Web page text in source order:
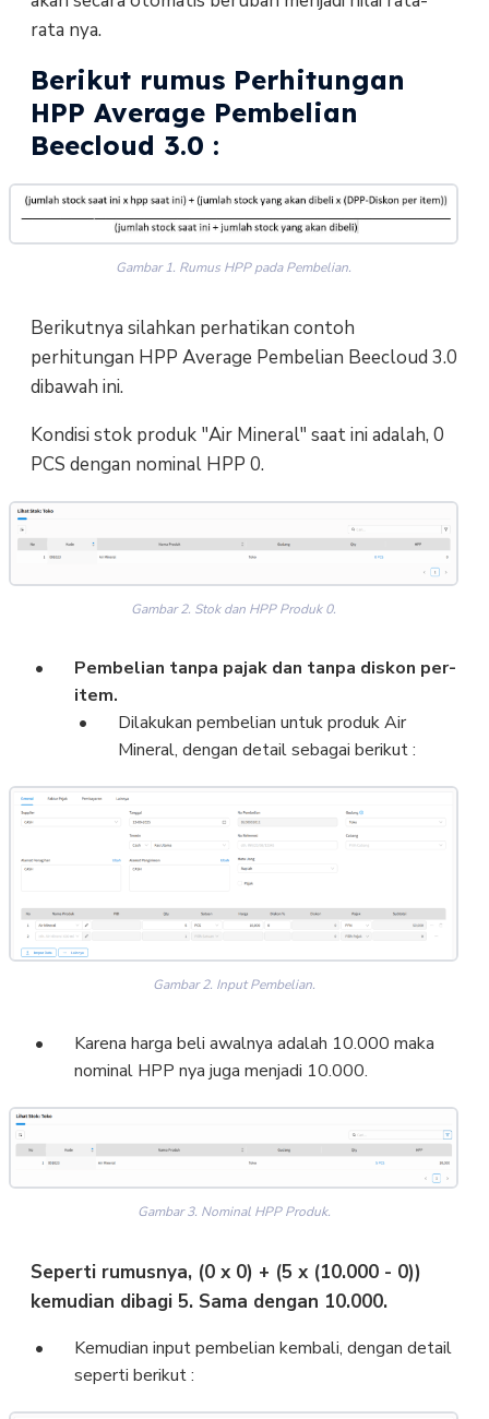
rata nya.
Berikut rumus Perhitungan
HPP Average Pembelian
Beecloud 3.0 :
Gambar 1. Rumus HPP pada Pembelian.
Berikutnya silahkan perhatikan contoh
perhitungan HPP Average Pembelian Beecloud 3.0
dibawah ini.
Kondisi stok produk "Air Mineral" saat ini adalah, 0
PCS dengan nominal HPP 0.
Gambar 2. Stok dan HPP Produk 0.
Pembelian tanpa pajak dan tanpa diskon per-
item.
Dilakukan pembelian untuk produk Air
Mineral, dengan detail sebagai berikut :
Gambar 2. Input Pembelian.
Karena harga beli awalnya adalah 10.000 maka
nominal HPP nya juga menjadi 10.000.
Gambar 3. Nominal HPP Produk.
Seperti rumusnya, (0 x 0) + (5 x (10.000 - 0))
kemudian dibagi 5. Sama dengan 10.000.
Kemudian input pembelian kembali, dengan detail
seperti berikut :